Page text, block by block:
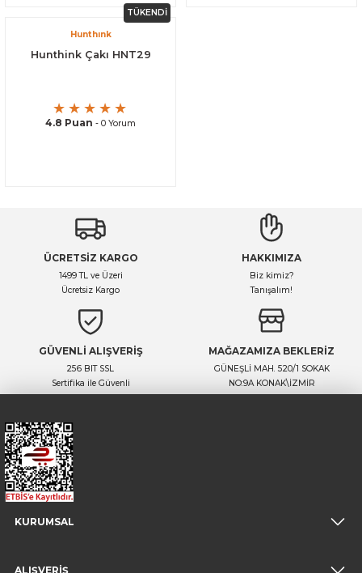
TÜKENDİ
Hunthınk
Hunthink Çakı HNT29
4.8 Puan - 0 Yorum
ÜCRETSİZ KARGO
1499 TL ve Üzeri
Ücretsiz Kargo
HAKKIMIZA
Biz kimiz?
Tanışalım!
GÜVENLİ ALIŞVERİŞ
256 BIT SSL
Sertifika ile Güvenli
MAĞAZAMIZA BEKLERİZ
GÜNEŞLİ MAH. 520/1 SOKAK
NO:9A KONAK\İZMİR
KURUMSAL
ALIŞVERİŞ